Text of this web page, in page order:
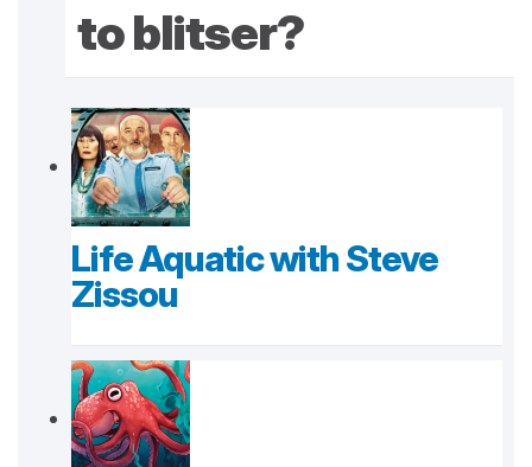
to blitser?
Life Aquatic with Steve
Zissou